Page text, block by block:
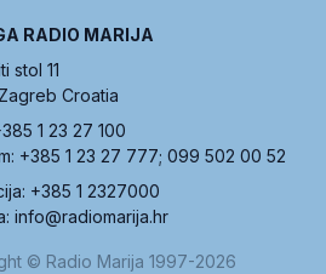
RADIO MARIJA
stol 11
Croatia
1 23 27 100
+385 1 23 27 777; 099 502 00 52
+385 1 2327000
info@radiomarija.hr
© Radio Marija 1997-2026